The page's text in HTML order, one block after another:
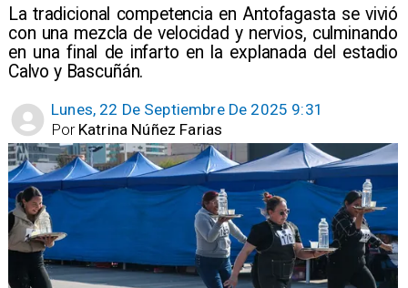
​La tradicional competencia en Antofagasta se vivió
con una mezcla de velocidad y nervios, culminando
en una final de infarto en la explanada del estadio
Calvo y Bascuñán.
Lunes, 22 De Septiembre De 2025 9:31
Katrina Núñez Farias
Por